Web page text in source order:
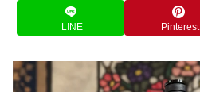
LINE Pinterest